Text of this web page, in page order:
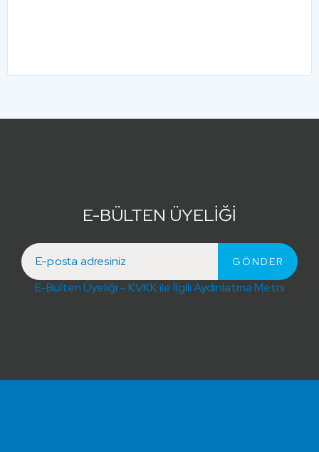
E-BÜLTEN ÜYELİĞİ
E-Bülten Üyeliği – KVKK ile İlgili Aydınlatma Metni